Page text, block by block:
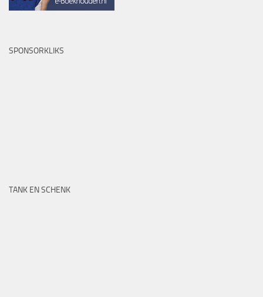
SPONSORKLIKS
TANK EN SCHENK